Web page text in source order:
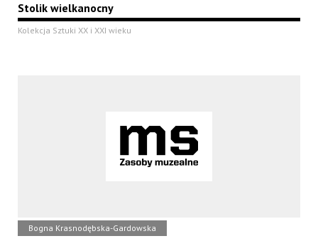
Stolik wielkanocny
Kolekcja Sztuki XX i XXI wieku
Bogna Krasnodębska-Gardowska